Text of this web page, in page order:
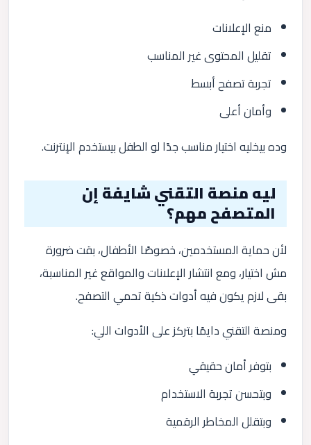
منع الإعلانات
تقليل المحتوى غير المناسب
تجربة تصفح أبسط
وأمان أعلى
وده بيخليه اختيار مناسب جدًا لو الطفل بيستخدم الإنترنت.
ليه منصة التقني شايفة إن
المتصفح مهم؟
لأن حماية المستخدمين، خصوصًا الأطفال، بقت ضرورة
مش اختيار، ومع انتشار الإعلانات والمواقع غير المناسبة،
بقى لازم يكون فيه أدوات ذكية تحمي التصفح.
ومنصة التقني دايمًا بتركز على الأدوات اللي:
بتوفر أمان حقيقي
وبتحسن تجربة الاستخدام
وبتقلل المخاطر الرقمية